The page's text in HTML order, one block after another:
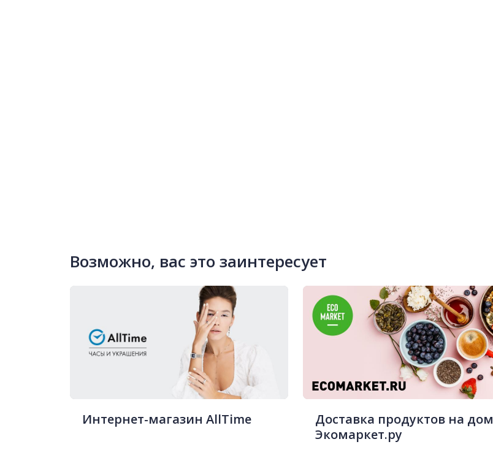
Возможно, вас это заинтересует
Интернет-магазин AllTime
Доставка продуктов на дом
Экомаркет.ру